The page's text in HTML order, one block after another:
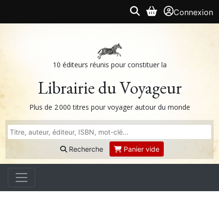
Connexion
10 éditeurs réunis pour constituer la
Librairie du Voyageur
Plus de 2 000 titres pour voyager autour du monde
Recherche Panier vide